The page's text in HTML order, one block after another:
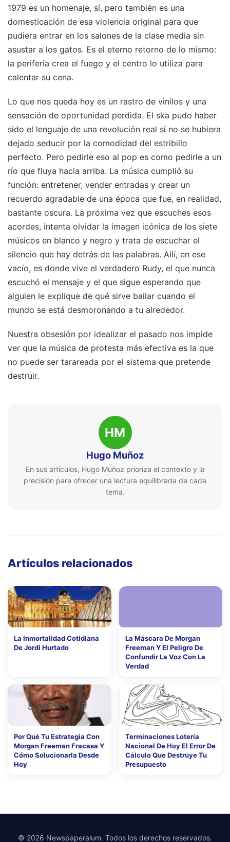
1979 es un homenaje, sí, pero también es una
domesticación de esa violencia original para que
pudiera entrar en los salones de la clase media sin
asustar a los gatos. Es el eterno retorno de lo mismo:
la periferia crea el fuego y el centro lo utiliza para
calentar su cena.
Lo que nos queda hoy es un rastro de vinilos y una
sensación de oportunidad perdida. El ska pudo haber
sido el lenguaje de una revolución real si no se hubiera
dejado seducir por la comodidad del estribillo
perfecto. Pero pedirle eso al pop es como pedirle a un
río que fluya hacia arriba. La música cumplió su
función: entretener, vender entradas y crear un
recuerdo agradable de una época que fue, en realidad,
bastante oscura. La próxima vez que escuches esos
acordes, intenta olvidar la imagen icónica de los siete
músicos en blanco y negro y trata de escuchar el
silencio que hay detrás de las palabras. Allí, en ese
vacío, es donde vive el verdadero Rudy, el que nunca
escuchó el mensaje y el que sigue esperando que
alguien le explique de qué sirve bailar cuando el
mundo se está desmoronando a tu alrededor.
Nuestra obsesión por idealizar el pasado nos impide
ver que la música de protesta más efectiva es la que
no puede ser tarareada por el sistema que pretende
destruir.
HM
Hugo Muñoz
En sus artículos, Hugo Muñoz prioriza el contexto y la
precisión para ofrecer una lectura equilibrada de cada
tema.
Artículos relacionados
La Inmortalidad Cotidiana
De Jordi Hurtado
La Máscara De Morgan
Freeman Y El Peligro De
Confundir La Voz Con La
Verdad
Por Qué Tu Estrategia Con
Morgan Freeman Fracasa Y
Cómo Solucionarla Desde
Hoy
Terminaciones Lotería
Nacional De Hoy El Error De
Cálculo Que Destruye Tu
Presupuesto
© 2026 Newspaperalum. Todos los derechos reservados.